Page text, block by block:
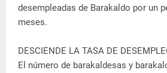
desempleadas de Barakaldo por un
meses.
DESCIENDE LA TASA DE
El número de barakaldesas y